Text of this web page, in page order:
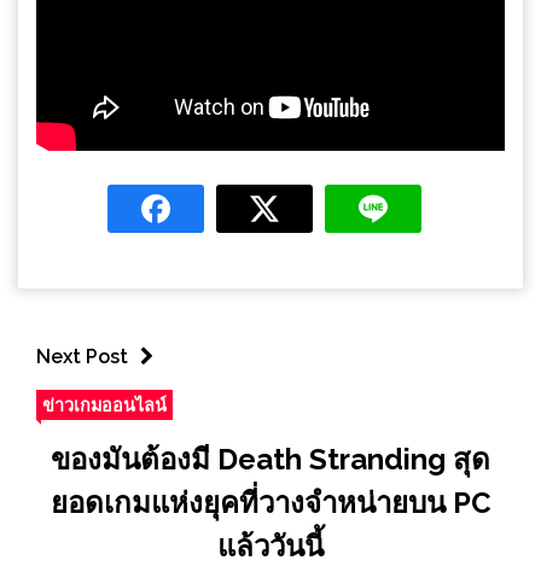
Next Post
ข่าวเกมออนไลน์
ของมันต้องมี Death Stranding สุด
ยอดเกมแห่งยุคที่วางจำหน่ายบน PC
แล้ววันนี้